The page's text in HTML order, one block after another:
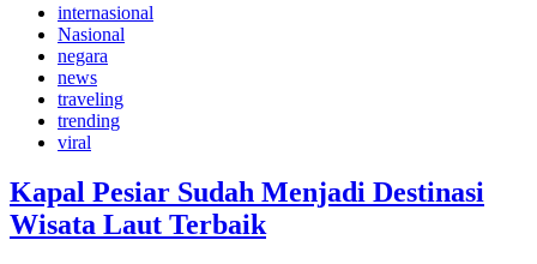
internasional
Nasional
negara
news
traveling
trending
viral
Kapal Pesiar Sudah Menjadi Destinasi
Wisata Laut Terbaik